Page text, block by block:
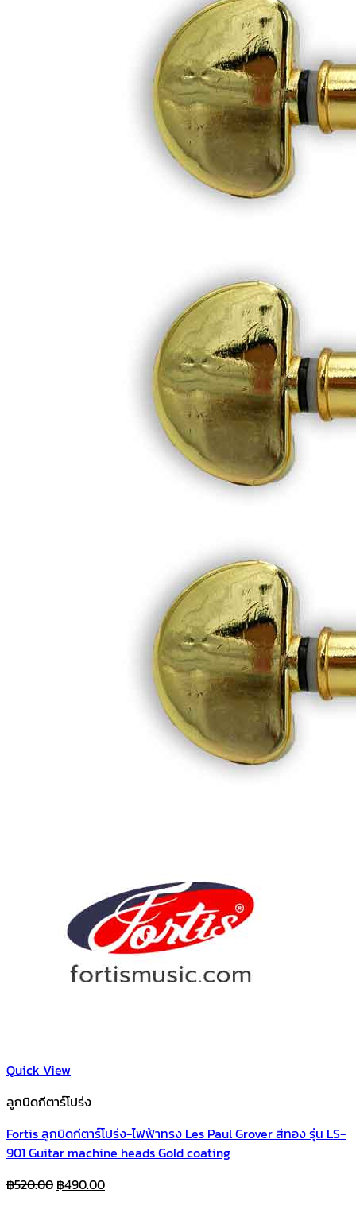
Quick View
ลูกบิดกีตาร์โปร่ง
Fortis ลูกบิดกีตาร์โปร่ง-ไฟฟ้าทรง Les Paul Grover สีทอง รุ่น LS-
901 Guitar machine heads Gold coating
฿520.00 Original
฿490.00Current